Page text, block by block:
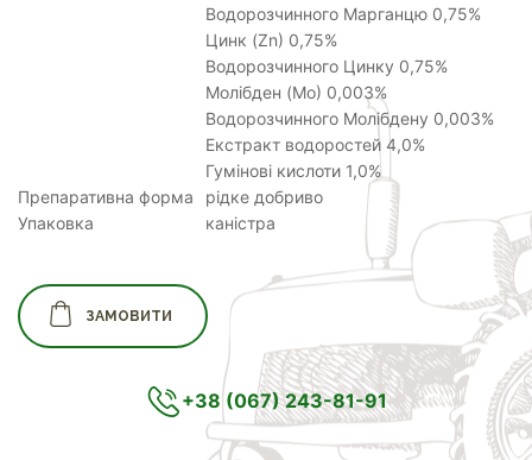
Водорозчинного Марганцю 0,75%
Цинк (Zn) 0,75%
Водорозчинного Цинку 0,75%
Молібден (Mo) 0,003%
Водорозчинного Молібдену 0,003%
Екстракт водоростей 4,0%
Гумінові кислоти 1,0%
Препаративна форма
рідке добриво
Упаковка
каністра
ЗАМОВИТИ
+38 (067) 243-81-91